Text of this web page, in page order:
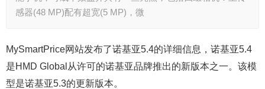
感器(48 MP)配有超宽(5 MP)，微
MySmartPrice网站发布了诺基亚5.4的详细信息，诺基亚5.4
是HMD Global从许可的诺基亚品牌推出的新版本之一。该模
型是诺基亚5.3的更新版本。